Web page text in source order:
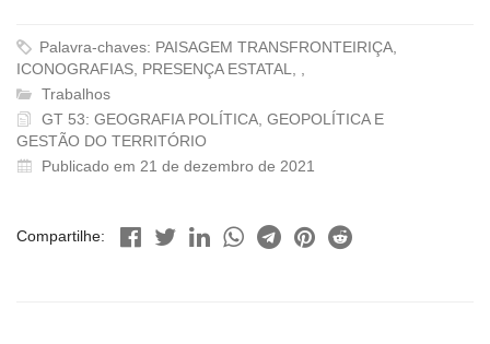
Palavra-chaves: PAISAGEM TRANSFRONTEIRIÇA,
ICONOGRAFIAS, PRESENÇA ESTATAL, ,
Trabalhos
GT 53: GEOGRAFIA POLÍTICA, GEOPOLÍTICA E
GESTÃO DO TERRITÓRIO
Publicado em 21 de dezembro de 2021
Compartilhe: